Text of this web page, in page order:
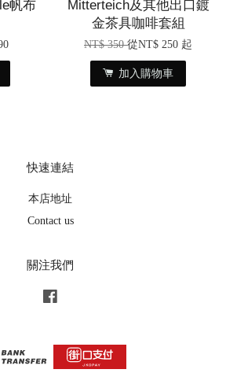
帆布
Mitterteich及其他出口鍍
金茶具咖啡套組
NT$ 350從NT$ 250 起
加入購物車
快速連結
本店地址
Contact us
關注我們